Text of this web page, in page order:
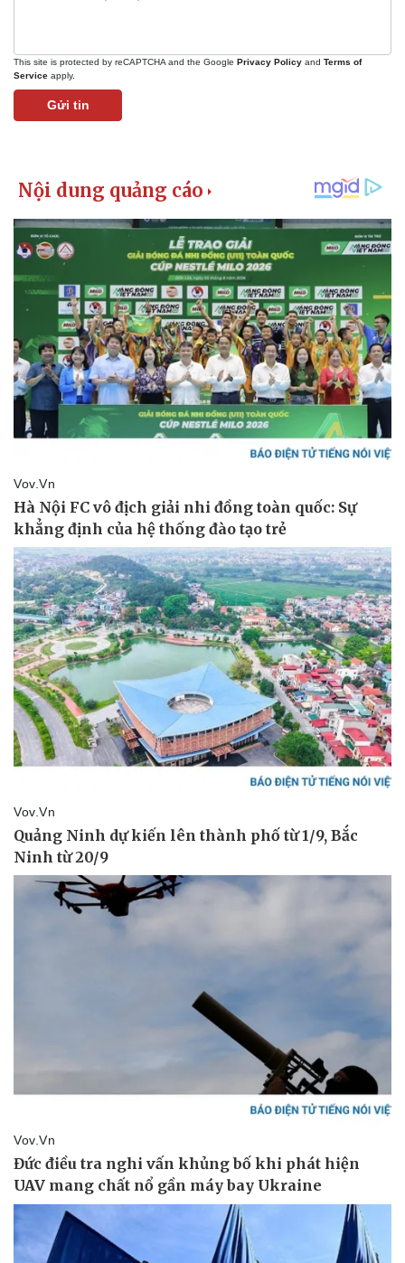
Pháp luật
Vụ án
Tin nóng
Tư vấn luật
Quân sự - Quốc phòng
Vũ khí
Việt Nam
Phân tích
This site is protected by reCAPTCHA and the Google Privacy Policy and Terms of
Service apply.
Gửi tin